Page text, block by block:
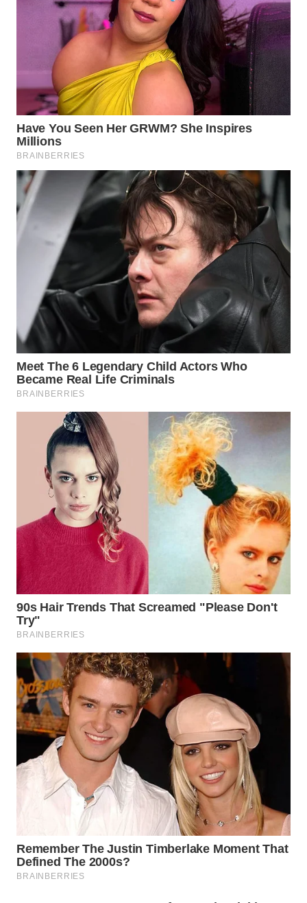
DEPOK
WN
TAPANULI
UTARA
WN
SAMOSIR
WN
PADANG
LAWAS
WN
SUMEDANG
WN
CIANJUR
KEPULAUAN
SERIBU
WN
TANGERANG
WN
BINJAI
WN
CIREBON
INDRAMAYU
WN
KUNINGAN
WN
MAJALENGKA
SUBANG
SUKABUMI
WN